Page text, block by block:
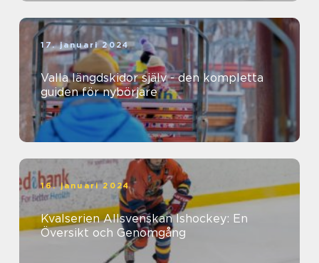
17. januari 2024
Valla längdskidor själv - den kompletta
guiden för nybörjare
16. januari 2024
Kvalserien Allsvenskan Ishockey: En
Översikt och Genomgång